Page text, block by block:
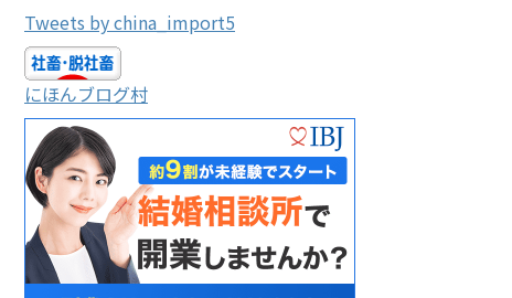
Tweets by china_import5
にほんブログ村